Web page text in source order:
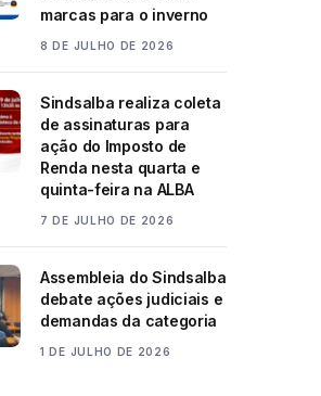
marcas para o inverno
8 DE JULHO DE 2026
Sindsalba realiza coleta
de assinaturas para
ação do Imposto de
Renda nesta quarta e
quinta-feira na ALBA
7 DE JULHO DE 2026
Assembleia do Sindsalba
debate ações judiciais e
demandas da categoria
1 DE JULHO DE 2026